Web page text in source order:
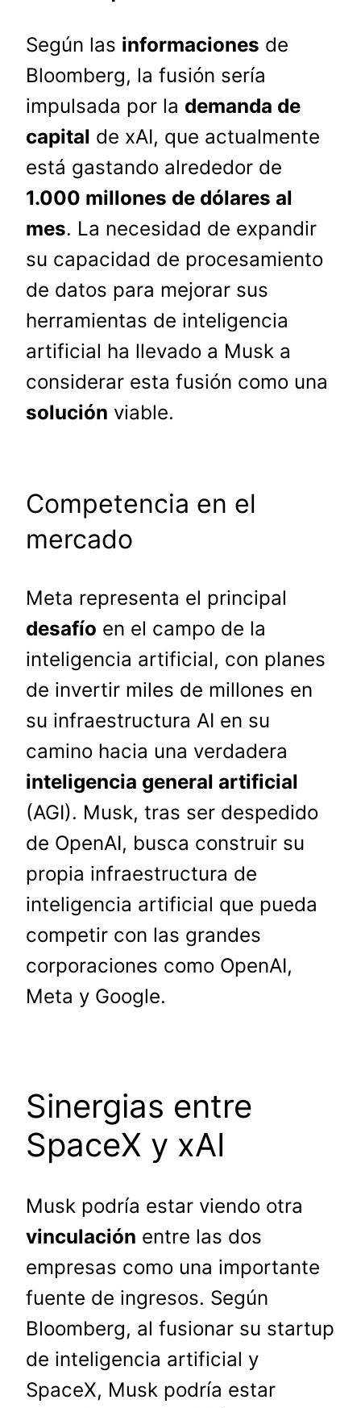
Según las informaciones de
Bloomberg, la fusión sería
impulsada por la demanda de
capital de xAI, que actualmente
está gastando alrededor de
1.000 millones de dólares al
mes. La necesidad de expandir
su capacidad de procesamiento
de datos para mejorar sus
herramientas de inteligencia
artificial ha llevado a Musk a
considerar esta fusión como una
solución viable.
Competencia en el
mercado
Meta representa el principal
desafío en el campo de la
inteligencia artificial, con planes
de invertir miles de millones en
su infraestructura AI en su
camino hacia una verdadera
inteligencia general artificial
(AGI). Musk, tras ser despedido
de OpenAI, busca construir su
propia infraestructura de
inteligencia artificial que pueda
competir con las grandes
corporaciones como OpenAI,
Meta y Google.
Sinergias entre
SpaceX y xAI
Musk podría estar viendo otra
vinculación entre las dos
empresas como una importante
fuente de ingresos. Según
Bloomberg, al fusionar su startup
de inteligencia artificial y
SpaceX, Musk podría estar